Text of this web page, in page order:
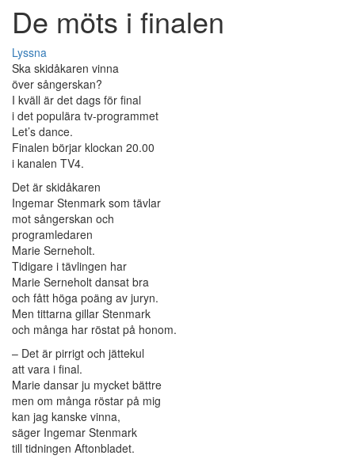
De möts i finalen
Lyssna
Ska skidåkaren vinna
över sångerskan?
I kväll är det dags för final
i det populära tv-programmet
Let’s dance.
Finalen börjar klockan 20.00
i kanalen TV4.
Det är skidåkaren
Ingemar Stenmark som tävlar
mot sångerskan och
programledaren
Marie Serneholt.
Tidigare i tävlingen har
Marie Serneholt dansat bra
och fått höga poäng av juryn.
Men tittarna gillar Stenmark
och många har röstat på honom.
– Det är pirrigt och jättekul
att vara i final.
Marie dansar ju mycket bättre
men om många röstar på mig
kan jag kanske vinna,
säger Ingemar Stenmark
till tidningen Aftonbladet.